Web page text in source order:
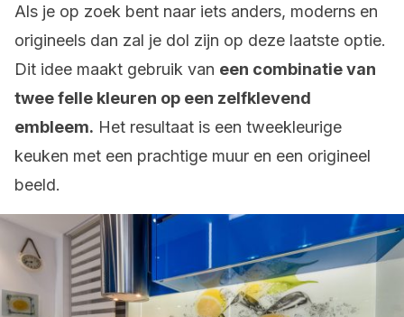
Als je op zoek bent naar iets anders, moderns en
origineels dan zal je dol zijn op deze laatste optie.
Dit idee maakt gebruik van een combinatie van
twee felle kleuren op een zelfklevend
embleem. Het resultaat is een tweekleurige
keuken met een prachtige muur en een origineel
beeld.